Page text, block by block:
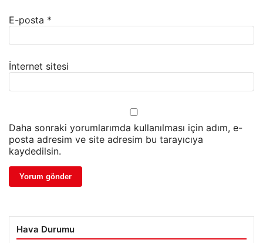
E-posta *
İnternet sitesi
Daha sonraki yorumlarımda kullanılması için adım, e-
posta adresim ve site adresim bu tarayıcıya
kaydedilsin.
Hava Durumu